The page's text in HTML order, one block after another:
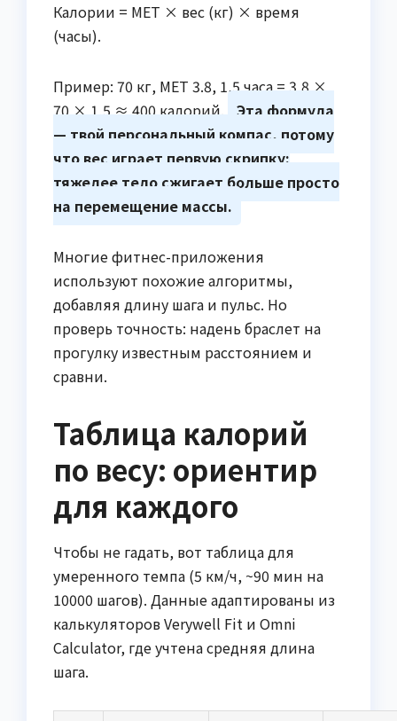
Калории = MET × вес (кг) × время
(часы).
Пример: 70 кг, MET 3.8, 1,5 часа = 3,8 ×
70 × 1,5 ≈ 400 калорий. Эта формула
— твой персональный компас, потому
что вес играет первую скрипку:
тяжелее тело сжигает больше просто
на перемещение массы.
Многие фитнес-приложения
используют похожие алгоритмы,
добавляя длину шага и пульс. Но
проверь точность: надень браслет на
прогулку известным расстоянием и
сравни.
Таблица калорий
по весу: ориентир
для каждого
Чтобы не гадать, вот таблица для
умеренного темпа (5 км/ч, ~90 мин на
10000 шагов). Данные адаптированы из
калькуляторов Verywell Fit и Omni
Calculator, где учтена средняя длина
шага.